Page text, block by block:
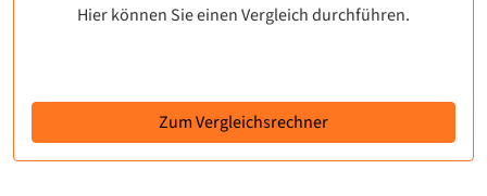
Hier können Sie einen Vergleich durchführen.
Zum Vergleichsrechner